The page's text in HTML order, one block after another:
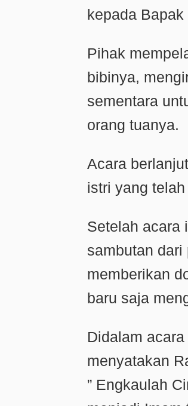
kepada Bapak
Pihak
bibinya,
sementara
orang tuanya.
Acara
istri yang
Setelah acara
sambutan
memberikan
baru saja
Didalam
menyatakan
” Engkaulah